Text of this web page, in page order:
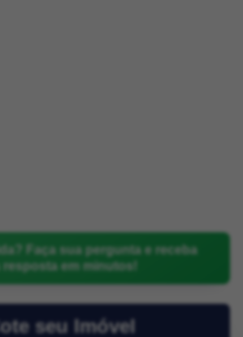
Faça sua pergunta e receba
resposta em minutos!
seu Imóvel